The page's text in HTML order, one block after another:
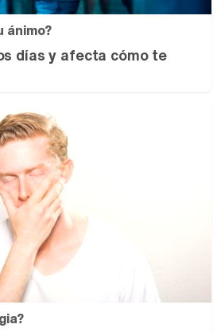
ánimo?
días y afecta cómo te